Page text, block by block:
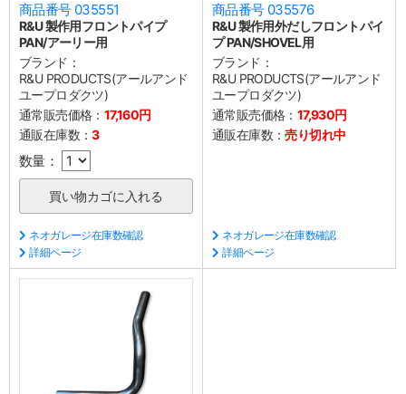
商品番号 035551
R&U 製作用フロントパイプ
PAN/アーリー用
ブランド：
R&U PRODUCTS(アールアンド
ユープロダクツ)
通常販売価格： 17,160円
通販在庫数：3
数量：
ネオガレージ在庫数確認
詳細ページ
商品番号 035576
R&U 製作用外だしフロントパイ
プ PAN/SHOVEL用
ブランド：
R&U PRODUCTS(アールアンド
ユープロダクツ)
通常販売価格： 17,930円
通販在庫数：売り切れ中
ネオガレージ在庫数確認
詳細ページ